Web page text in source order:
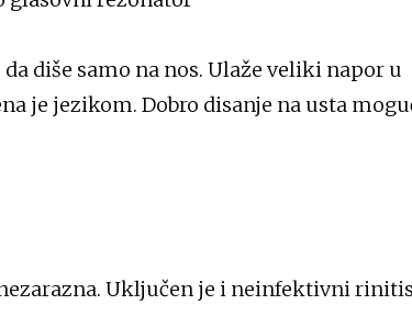
diše samo na nos. Ulaže veliki napor u
je jezikom. Dobro disanje na usta
Uključen je i neinfektivni